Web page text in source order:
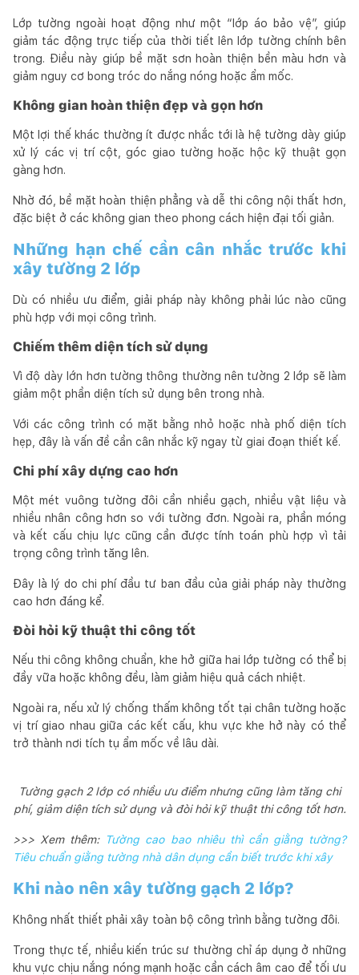
Lớp tường ngoài hoạt động như một “lớp áo bảo vệ”, giúp
giảm tác động trực tiếp của thời tiết lên lớp tường chính bên
trong. Điều này giúp bề mặt sơn hoàn thiện bền màu hơn và
giảm nguy cơ bong tróc do nắng nóng hoặc ẩm mốc.
Không gian hoàn thiện đẹp và gọn hơn
Một lợi thế khác thường ít được nhắc tới là hệ tường dày giúp
xử lý các vị trí cột, góc giao tường hoặc hộc kỹ thuật gọn
gàng hơn.
Nhờ đó, bề mặt hoàn thiện phẳng và dễ thi công nội thất hơn,
đặc biệt ở các không gian theo phong cách hiện đại tối giản.
Những hạn chế cần cân nhắc trước khi
xây tường 2 lớp
Dù có nhiều ưu điểm, giải pháp này không phải lúc nào cũng
phù hợp với mọi công trình.
Chiếm thêm diện tích sử dụng
Vì độ dày lớn hơn tường thông thường nên tường 2 lớp sẽ làm
giảm một phần diện tích sử dụng bên trong nhà.
Với các công trình có mặt bằng nhỏ hoặc nhà phố diện tích
hẹp, đây là vấn đề cần cân nhắc kỹ ngay từ giai đoạn thiết kế.
Chi phí xây dựng cao hơn
Một mét vuông tường đôi cần nhiều gạch, nhiều vật liệu và
nhiều nhân công hơn so với tường đơn. Ngoài ra, phần móng
và kết cấu chịu lực cũng cần được tính toán phù hợp vì tải
trọng công trình tăng lên.
Đây là lý do chi phí đầu tư ban đầu của giải pháp này thường
cao hơn đáng kể.
Đòi hỏi kỹ thuật thi công tốt
Nếu thi công không chuẩn, khe hở giữa hai lớp tường có thể bị
đầy vữa hoặc không đều, làm giảm hiệu quả cách nhiệt.
Ngoài ra, nếu xử lý chống thấm không tốt tại chân tường hoặc
vị trí giao nhau giữa các kết cấu, khu vực khe hở này có thể
trở thành nơi tích tụ ẩm mốc về lâu dài.
Tường gạch 2 lớp có nhiều ưu điểm nhưng cũng làm tăng chi
phí, giảm diện tích sử dụng và đòi hỏi kỹ thuật thi công tốt hơn.
>>> Xem thêm: Tường cao bao nhiêu thì cần giằng tường?
Tiêu chuẩn giằng tường nhà dân dụng cần biết trước khi xây
Khi nào nên xây tường gạch 2 lớp?
Không nhất thiết phải xây toàn bộ công trình bằng tường đôi.
Trong thực tế, nhiều kiến trúc sư thường chỉ áp dụng ở những
khu vực chịu nắng nóng mạnh hoặc cần cách âm cao để tối ưu